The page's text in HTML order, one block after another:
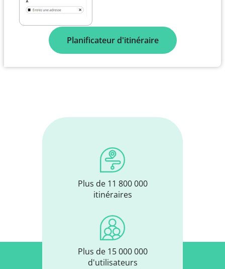
Planificateur d'itinéraire
Plus de 11 800 000
itinéraires
Plus de 15 000 000
d'utilisateurs